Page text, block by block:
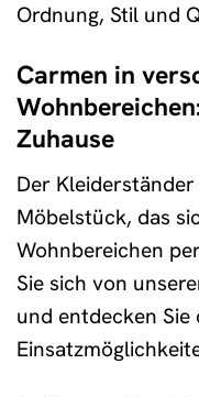
Ordnung, Stil und
Carmen in
Zuhause
Der
Möbelstück, das
Wohnbereichen
Sie sich von
und entdecken Sie